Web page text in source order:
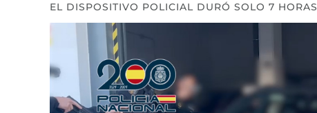
EL DISPOSITIVO POLICIAL DURÓ SOLO 7 HORAS